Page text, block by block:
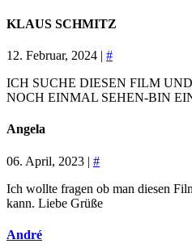
KLAUS SCHMITZ
12. Februar, 2024 | #
ICH SUCHE DIESEN FILM
NOCH EINMAL SEHEN-BIN
Angela
06. April, 2023 | #
Ich wollte fragen ob man diesen
kann. Liebe Grüße
André